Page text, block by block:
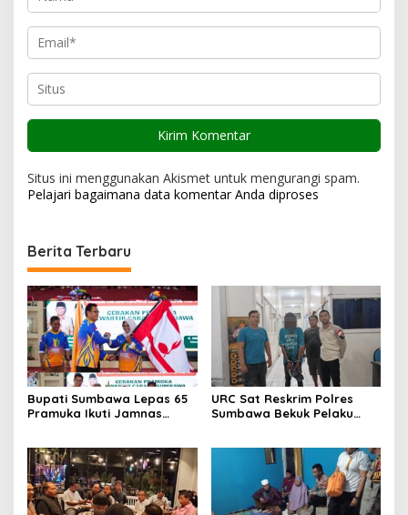
Situs ini menggunakan Akismet untuk mengurangi spam.
Pelajari bagaimana data komentar Anda diproses
Berita Terbaru
Bupati Sumbawa Lepas 65
Pramuka Ikuti Jamnas
URC Sat Reskrim Polres
Sumbawa Bekuk Pelaku